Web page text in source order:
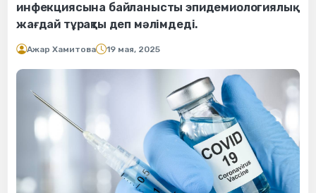
инфекциясына байланысты эпидемиологиялық
жағдай тұрақты деп мәлімдеді.
Ажар Хамитова 19 мая, 2025